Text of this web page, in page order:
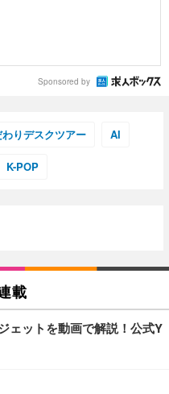
Sponsored by
わりデスクツアー AI
K-POP
載
ェットを動画で解説！公式Y